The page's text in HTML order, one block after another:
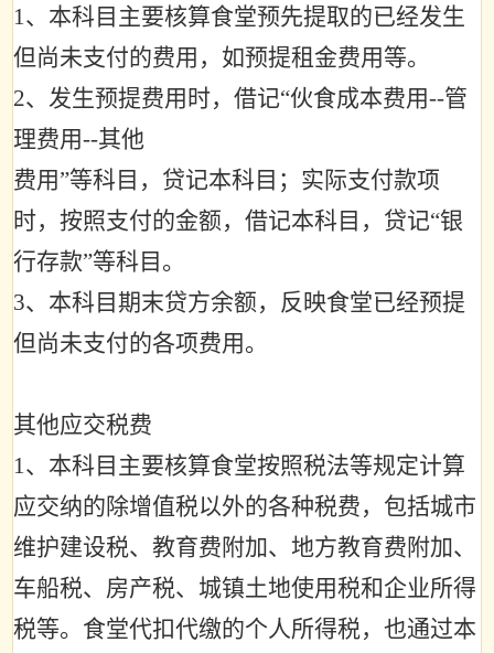
1、本科目主要核算食堂预先提取的已经发生
但尚未支付的费用，如预提租金费用等。
2、发生预提费用时，借记“伙食成本费用--管
理费用--其他
费用 ”等科目，贷记本科目；实际支付款项
时，按照支付的金额，借记本科目，贷记“银
行存款”等科目。
3、本科目期末贷方余额，反映食堂已经预提
但尚未支付的各项费用。
其他应交税费
1、本科目主要核算食堂按照税法等规定计算
应交纳的除增值税以外的各种税费，包括城市
维护建设税、教育费附加、地方教育费附加、
车船税、房产税、城镇土地使用税和企业所得
税等。食堂代扣代缴的个人所得税，也通过本